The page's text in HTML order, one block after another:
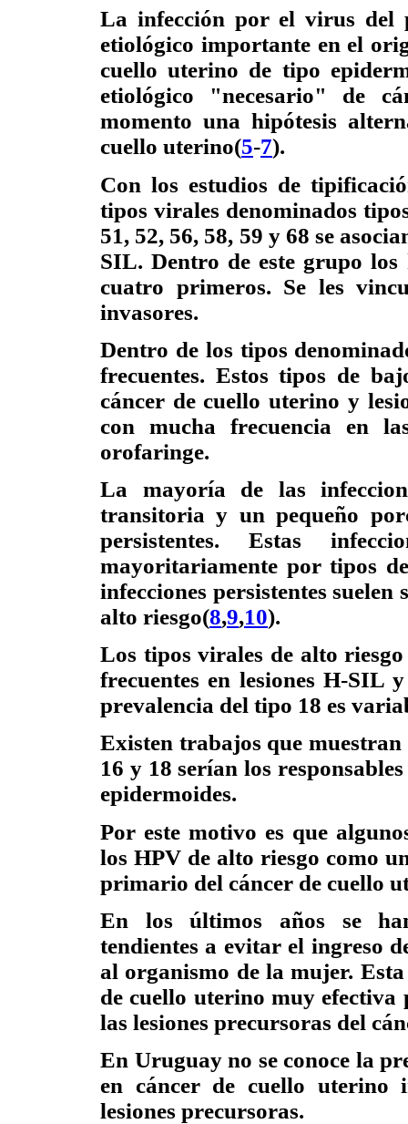
La infección por el virus del
etiológico importante en el
cuello uterino de tipo
etiológico "necesario" de
momento una hipótesis
cuello uterino(5-7).
Con los estudios de
tipos virales denominados
51, 52, 56, 58, 59 y 68 se
SIL. Dentro de este grupo
cuatro primeros. Se les
invasores.
Dentro de los tipos
frecuentes. Estos tipos de
cáncer de cuello uterino y
con mucha frecuencia en
orofaringe.
La mayoría de las
transitoria y un pequeño
persistentes. Estas
mayoritariamente por tipos
infecciones persistentes
alto riesgo(8,9,10).
Los tipos virales de alto
frecuentes en lesiones H-SIL
prevalencia del tipo 18 es
Existen trabajos que muestran
16 y 18 serían los
epidermoides.
Por este motivo es que
los HPV de alto riesgo como
primario del cáncer de cuello
En los últimos años se
tendientes a evitar el ingreso
al organismo de la mujer.
de cuello uterino muy efectiva
las lesiones precursoras del
En Uruguay no se conoce la
en cáncer de cuello uterino
lesiones precursoras.